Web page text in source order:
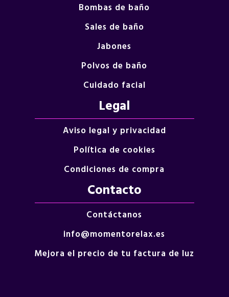
Bombas de baño
Sales de baño
Jabones
Polvos de baño
Cuidado facial
Legal
Aviso legal y privacidad
Política de cookies
Condiciones de compra
Contacto
Contáctanos
info@momentorelax.es
Mejora el precio de tu factura de luz